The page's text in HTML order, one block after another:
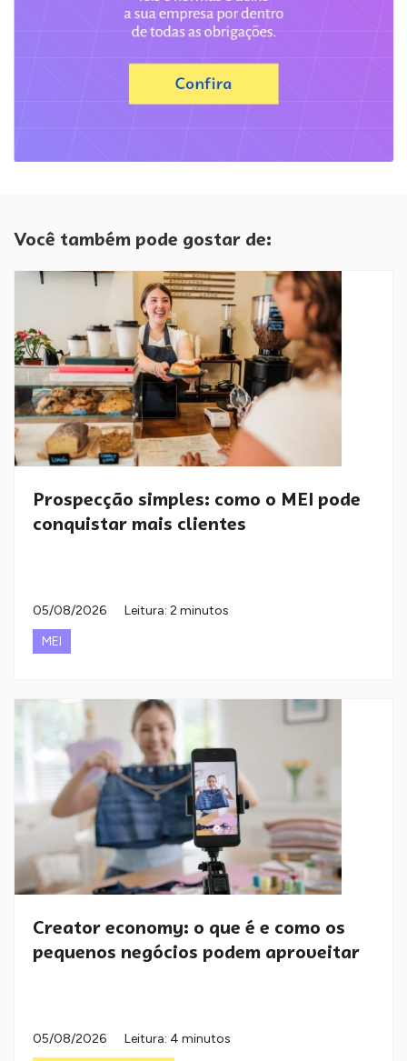
Você também pode gostar de:
Prospecção simples: como o MEI pode
conquistar mais clientes
05/08/2026
Leitura: 2 minutos
MEI
Creator economy: o que é e como os
pequenos negócios podem aproveitar
05/08/2026
Leitura: 4 minutos